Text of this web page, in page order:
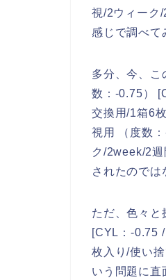
視/2ウィーク
感じで調べて
多分、今、こ
数：-0.75）
交換用/1箱6
視用 （度数
ク/2week/2
されたのでは
ただ、色々と
[CYL：-0.75
枚入り/使い
いう問題に直